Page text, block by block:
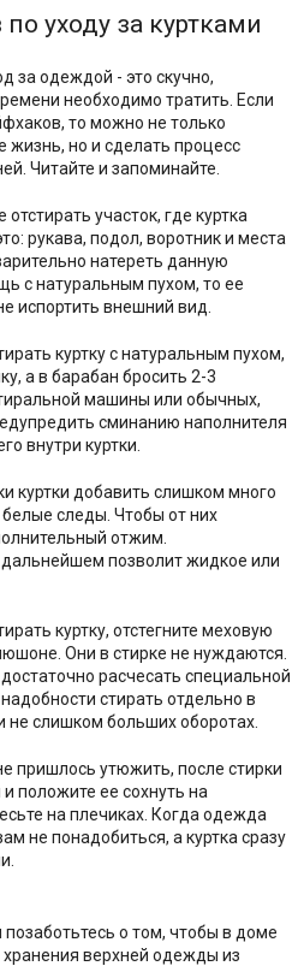
уходу за куртками
за одеждой - это скучно,
необходимо тратить. Если
то можно не только
жизнь, но и сделать процесс
Читайте и запоминайте.
участок, где куртка
рукава, подол, воротник и места
натереть данную
с натуральным пухом, то ее
испортить внешний вид.
куртку с натуральным пухом,
а в барабан бросить 2-3
машины или обычных,
сминанию наполнителя
внутри куртки.
куртки добавить слишком много
следы. Чтобы от них
отжим.
позволит жидкое или
куртку, отстегните меховую
Они в стирке не нуждаются.
расчесать специальной
стирать отдельно в
слишком больших оборотах.
пришлось утюжить, после стирки
положите ее сохнуть на
на плечиках. Когда одежда
не понадобиться, а куртка сразу
позаботьтесь о том, чтобы в доме
верхней одежды из